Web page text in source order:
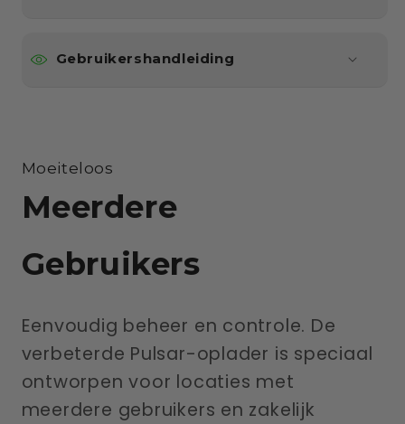
Gebruikershandleiding
Moeiteloos
Meerdere
Gebruikers
Eenvoudig beheer en controle. De
verbeterde Pulsar-oplader is speciaal
ontworpen voor locaties met
meerdere gebruikers en zakelijk